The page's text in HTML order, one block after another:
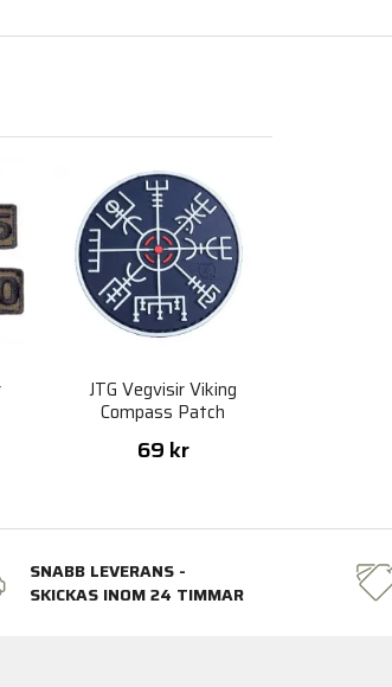
JTG Vegvisir Viking
Compass Patch
69 kr
SNABB LEVERANS -
SKICKAS INOM 24 TIMMAR